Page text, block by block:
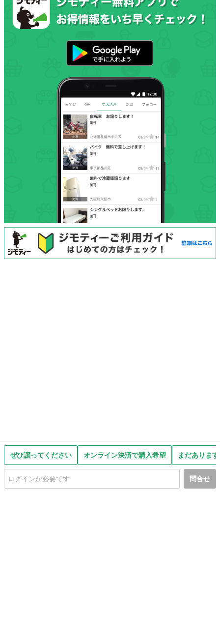
ぜひ譲ってください オンライン決済で購入希望 まだありま
問合せ